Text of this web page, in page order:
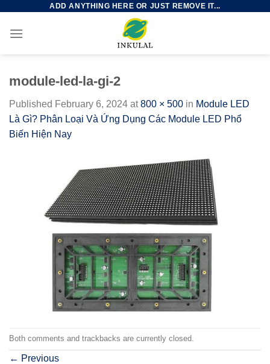
content
ADD ANYTHING HERE OR JUST REMOVE IT...
module-led-la-gi-2
Published February 6, 2024 at800 × 500 in Module LED
Là Gì? Phân Loại Và Ứng Dụng Các Module LED Phổ
Biến Hiện Nay
Both comments and trackbacks are currently closed.
← Previous